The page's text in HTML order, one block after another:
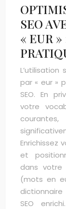
SEO
« EUR
par « eur »
SEO. En
votre
Enrichissez
et
dans votre
(mots en
SEO